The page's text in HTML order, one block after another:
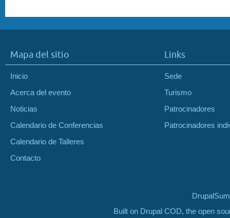
Mapa del sitio
Inicio
Acerca del evento
Noticias
Calendario de Conferencias
Calendario de Talleres
Contacto
Links
Sede
Turismo
Patrocinadores
Patrocinadores
Built on Drupal COD, the open